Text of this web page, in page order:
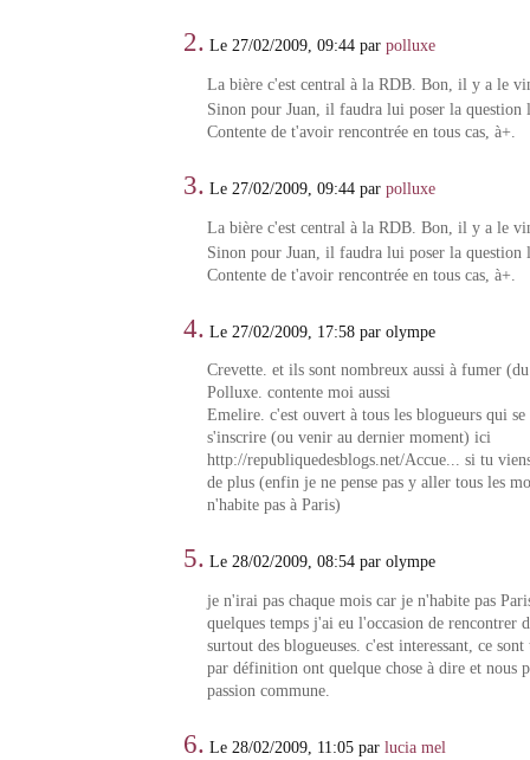
2. Le 27/02/2009, 09:44 parpolluxe
La bière c'est central à la RDB. Bon, il y a le
Sinon pour Juan, il faudra lui poser la
Contente de t'avoir rencontrée en tous cas, à+.
3. Le 27/02/2009, 09:44 parpolluxe
La bière c'est central à la RDB. Bon, il y a le
Sinon pour Juan, il faudra lui poser la
Contente de t'avoir rencontrée en tous cas, à+.
4. Le 27/02/2009, 17:58 par olympe
Crevette. et ils sont nombreux aussi à fumer
Polluxe. contente moi aussi
Emelire. c'est ouvert à tous les blogueurs qui se
s'inscrire (ou venir au dernier moment) ici
http://republiquedesblogs.net/Accue... si tu
de plus (enfin je ne pense pas y aller tous les
n'habite pas à Paris)
5. Le 28/02/2009, 08:54 par olympe
je n'irai pas chaque mois car je n'habite pas
quelques temps j'ai eu l'occasion de rencontrer
surtout des blogueuses. c'est interessant, ce sont
par définition ont quelque chose à dire et nous
passion commune.
6. Le 28/02/2009, 11:05 parlucia mel